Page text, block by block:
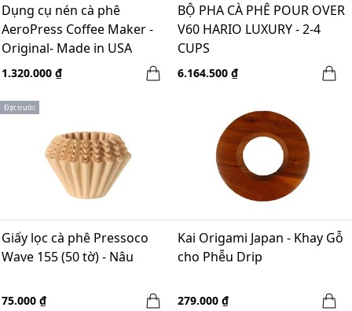
Dụng cụ nén cà phê
AeroPress Coffee Maker -
Original- Made in USA
1.320.000 ₫
BỘ PHA CÀ PHÊ POUR OVER
V60 HARIO LUXURY - 2-4
CUPS
6.164.500 ₫
Đặt trước
Giấy lọc cà phê Pressoco
Wave 155 (50 tờ) - Nâu
75.000 ₫
Kai Origami Japan - Khay Gỗ
cho Phễu Drip
279.000 ₫